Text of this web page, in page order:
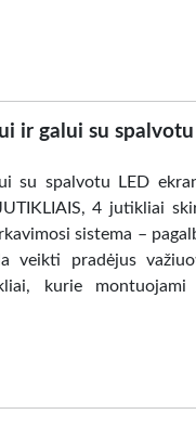
ir galui su spalvotu
su spalvotu LED
4 jutikliai
sistema –
veikti pradėjus
kurie